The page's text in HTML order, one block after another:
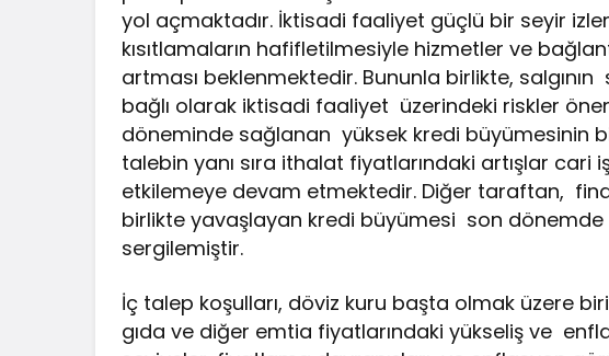
yol açmaktadır. İktisadi faaliyet güçlü bir seyir
kısıtlamaların hafifletilmesiyle hizmetler ve
artması beklenmektedir. Bununla birlikte,
bağlı olarak iktisadi faaliyet üzerindeki riskler
döneminde sağlanan yüksek kredi büyümesinin
talebin yanı sıra ithalat fiyatlarındaki artışlar
etkilemeye devam etmektedir. Diğer taraftan,
birlikte yavaşlayan kredi büyümesi son dönemde
sergilemiştir.
İç talep koşulları, döviz kuru başta olmak üzere
gıda ve diğer emtia fiyatlarındaki yükseliş ve